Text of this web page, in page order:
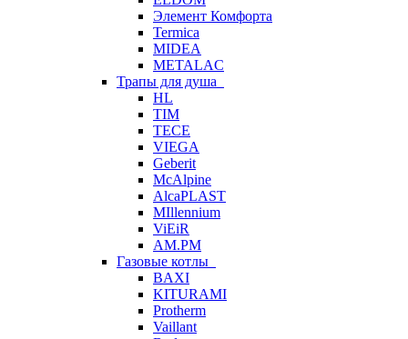
Элемент Комфорта
Termica
MIDEA
METALAC
Трапы для душа
HL
TIM
TECE
VIEGA
Geberit
McAlpine
AlcaPLAST
MIllennium
ViEiR
AM.PM
Газовые котлы
BAXI
KITURAMI
Protherm
Vaillant